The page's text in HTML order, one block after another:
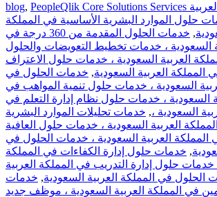
blog, PeopleQlik Core Solutions Services في المملكة العربية
حلول الموارد البشرية الأساسية في المملكة
,
خدمات الحلول المقدمة من 360 درجة في
السعودية ، خدمات تخطيط التعويضات والحلول
العربية السعودية ، خدمات حلول الاعتراف
المملكة العربية السعودية, خدمات الحلول في
السعودية ، خدمات حلول تنمية المواهب في
السعودية ، خدمات حلول نظام إدارة التعلم في
السعودية ،, خدمات تحليلات الموارد البشرية
العربية السعودية ، خدمات حلول العافية
العربية السعودية ، خدمات الحلول في
, خدمات حلول إدارة الكفاءات في المملكة
خدمات حلول إدارة التدريب في المملكة العربية
الحلول في المملكة العربية السعودية, خدمات
في المملكة العربية السعودية ، موظف جديد